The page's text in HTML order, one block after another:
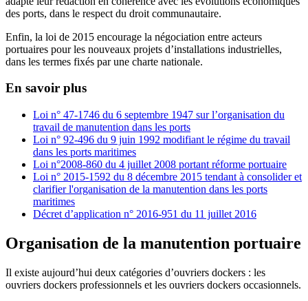
des ports, dans le respect du droit communautaire.
Enfin, la loi de 2015 encourage la négociation entre acteurs
portuaires pour les nouveaux projets d’installations industrielles,
dans les termes fixés par une charte nationale.
En savoir plus
Loi n° 47-1746 du 6 septembre 1947 sur l’organisation du
travail de manutention dans les ports
Loi n° 92-496 du 9 juin 1992 modifiant le régime du travail
dans les ports maritimes
Loi n°2008-860 du 4 juillet 2008 portant réforme portuaire
Loi n° 2015-1592 du 8 décembre 2015 tendant à consolider et
clarifier l'organisation de la manutention dans les ports
maritimes
Décret d’application n° 2016-951 du 11 juillet 2016
Organisation de la manutention portuaire
Il existe aujourd’hui deux catégories d’ouvriers dockers : les
ouvriers dockers professionnels et les ouvriers dockers occasionnels.